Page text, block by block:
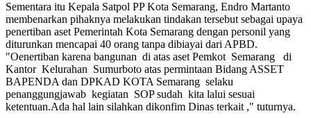
Sementara itu Kepala Satpol PP Kota Semarang, Endro Martanto
membenarkan pihaknya melakukan tindakan tersebut sebagai upaya
penertiban aset Pemerintah Kota Semarang dengan personil yang
diturunkan mencapai 40 orang tanpa dibiayai dari APBD.
"Oenertiban karena bangunan di atas aset Pemkot Semarang di
Kantor Kelurahan Sumurboto atas permintaan Bidang ASSET
BAPENDA dan DPKAD KOTA Semarang selaku
penanggungjawab kegiatan SOP sudah kita lalui sesuai
ketentuan.Ada hal lain silahkan dikonfim Dinas terkait ," tuturnya.